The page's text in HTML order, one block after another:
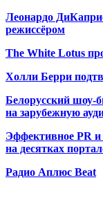
Леонардо
режиссёром
The White Lotus
Холли Берри
Белорусский шоу-
на зарубежную
Эффективное PR
на десятках
Радио Аплюс Beat